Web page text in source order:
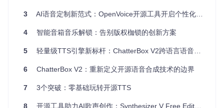
多语言词典匹配：根据检测到的语言类型，调用相应的词
语音合成与混合：Bender语音混合算法对不同语言的语音
输出与播放 ：将合成后的语音输出给用户，并支持播放控
算法，能够实现不同语言之间的无缝过渡，让多语言语音
3 AI语音定制新范式：OpenVoice开源工具开启个性化语音交互新纪元
4 智能音箱音乐解锁：告别版权枷锁的创新方案
5 轻量级TTS引擎新标杆：ChatterBox V2跨语言语音合成技术全解析
6 ChatterBox V2：重新定义开源语音合成技术的边界
7 3个突破：零基础玩转开源TTS
8 开源工具助力AI歌声创作：Synthesizer V Free Editor全解析